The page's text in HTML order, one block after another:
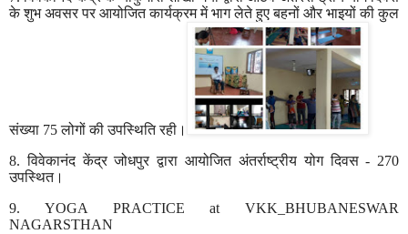
के शुभ अवसर पर आयोजित कार्यक्रम में भाग लेते हुए बहनों और भाइयों की कुल
संख्या 75लोगों की उपस्थिति रही।
8.विवेकानंद केंद्र जोधपुर द्वारा आयोजित अंतर्राष्ट्रीय योग दिवस- 270
उपस्थित।
9. YOGA PRACTICE at VKK_BHUBANESWAR
NAGARSTHAN